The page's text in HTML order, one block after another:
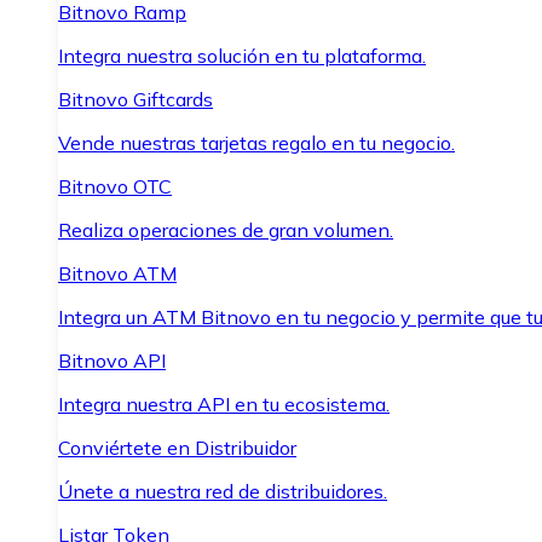
Bitnovo Ramp
Integra nuestra solución en tu plataforma.
Bitnovo Giftcards
Vende nuestras tarjetas regalo en tu negocio.
Bitnovo OTC
Realiza operaciones de gran volumen.
Bitnovo ATM
Integra un ATM Bitnovo en tu negocio y permite que
Bitnovo API
Integra nuestra API en tu ecosistema.
Conviértete en Distribuidor
Únete a nuestra red de distribuidores.
Listar Token